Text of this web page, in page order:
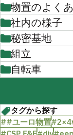
物置のよく
社内の様子
秘密基地
組立
自転車
タグから探す
##ユーロ物置